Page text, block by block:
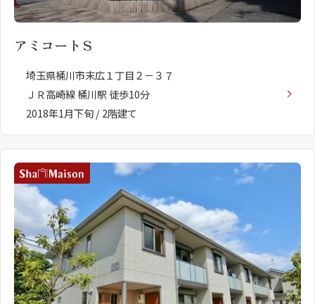
アミコートＳ
埼玉県桶川市末広１丁目２－３７
ＪＲ高崎線 桶川駅 徒歩10分
2018年1月下旬 / 2階建て